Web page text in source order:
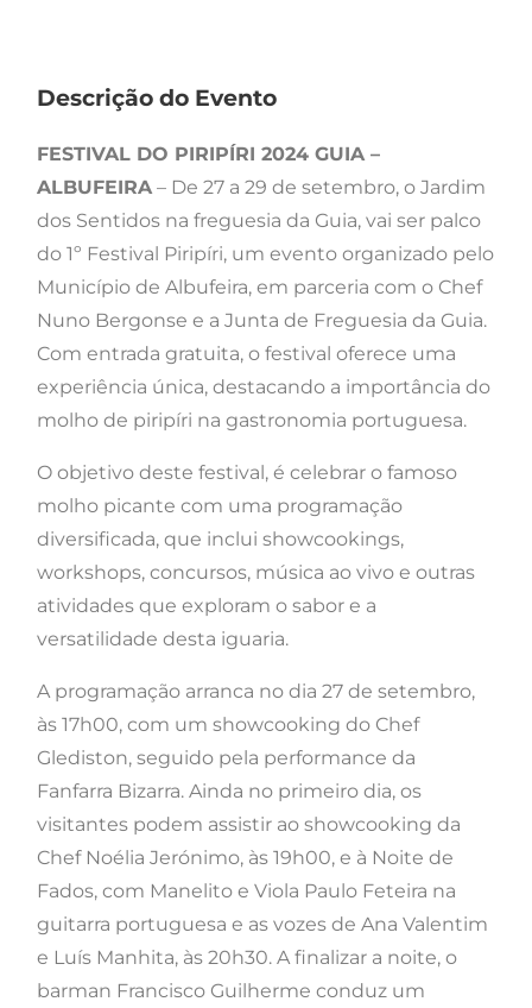
Descrição do Evento
FESTIVAL DO PIRIPÍRI 2024 GUIA –
ALBUFEIRA– De 27 a 29 de setembro, o Jardim
dos Sentidos na freguesia da Guia, vai ser palco
do 1º Festival Piripíri, um evento organizado pelo
Município de Albufeira, em parceria com o Chef
Nuno Bergonse e a Junta de Freguesia da Guia.
Com entrada gratuita, o festival oferece uma
experiência única, destacando a importância do
molho de piripíri na gastronomia portuguesa.
O objetivo deste festival, é celebrar o famoso
molho picante com uma programação
diversificada, que inclui showcookings,
workshops, concursos, música ao vivo e outras
atividades que exploram o sabor e a
versatilidade desta iguaria.
A programação arranca no dia 27 de setembro,
às 17h00, com um showcooking do Chef
Glediston, seguido pela performance da
Fanfarra Bizarra. Ainda no primeiro dia, os
visitantes podem assistir ao showcooking da
Chef Noélia Jerónimo, às 19h00, e à Noite de
Fados, com Manelito e Viola Paulo Feteira na
guitarra portuguesa e as vozes de Ana Valentim
e Luís Manhita, às 20h30. A finalizar a noite, o
barman Francisco Guilherme conduz um